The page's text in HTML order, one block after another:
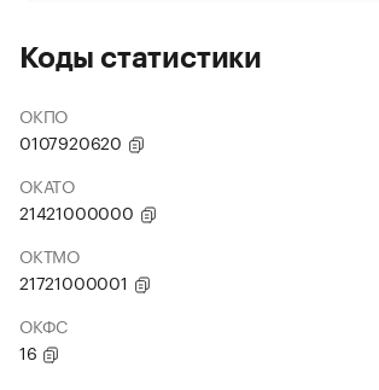
Коды статистики
ОКПО
0107920620
ОКАТО
21421000000
ОКТМО
21721000001
ОКФС
16